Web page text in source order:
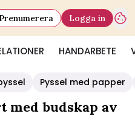
HANDARBETE
Prenumerera Logga in
Pyssel med papper
med budskap av